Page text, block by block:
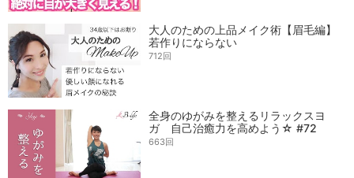
大人のための上品メイク術【眉毛編】
若作りにならない
712回
全身のゆがみを整えるリラックスヨ
ガ 自己治癒力を高めよう☆ #72
663回